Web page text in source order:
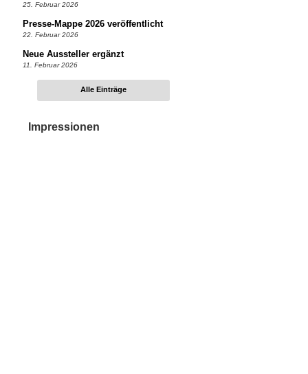
25. Februar 2026
Presse-Mappe 2026 veröffentlicht
22. Februar 2026
Neue Aussteller ergänzt
11. Februar 2026
Alle Einträge
Impressionen